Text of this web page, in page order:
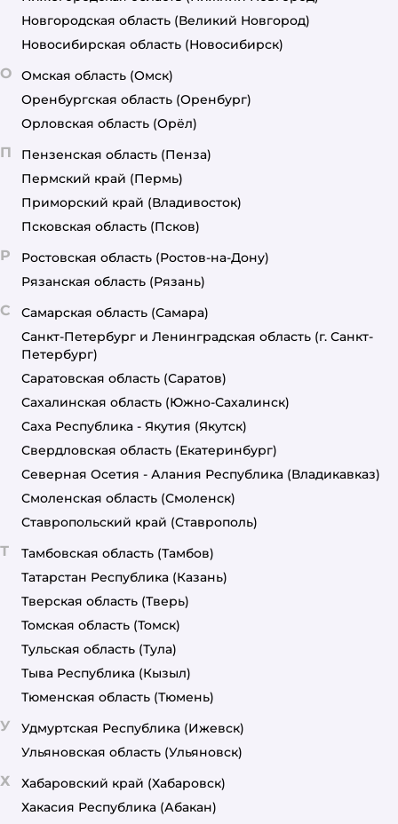
Новгородская область (Великий Новгород)
Новосибирская область (Новосибирск)
О Омская область (Омск)
Оренбургская область (Оренбург)
Орловская область (Орёл)
П Пензенская область (Пенза)
Пермский край (Пермь)
Приморский край (Владивосток)
Псковская область (Псков)
Р Ростовская область (Ростов-на-Дону)
Рязанская область (Рязань)
С Самарская область (Самара)
Санкт-Петербург и Ленинградская область (г. Санкт-
Петербург)
Саратовская область (Саратов)
Сахалинская область (Южно-Сахалинск)
Саха Республика - Якутия (Якутск)
Свердловская область (Екатеринбург)
Северная Осетия - Алания Республика (Владикавказ)
Смоленская область (Смоленск)
Ставропольский край (Ставрополь)
Т Тамбовская область (Тамбов)
Татарстан Республика (Казань)
Тверская область (Тверь)
Томская область (Томск)
Тульская область (Тула)
Тыва Республика (Кызыл)
Тюменская область (Тюмень)
У Удмуртская Республика (Ижевск)
Ульяновская область (Ульяновск)
Х Хабаровский край (Хабаровск)
Хакасия Республика (Абакан)